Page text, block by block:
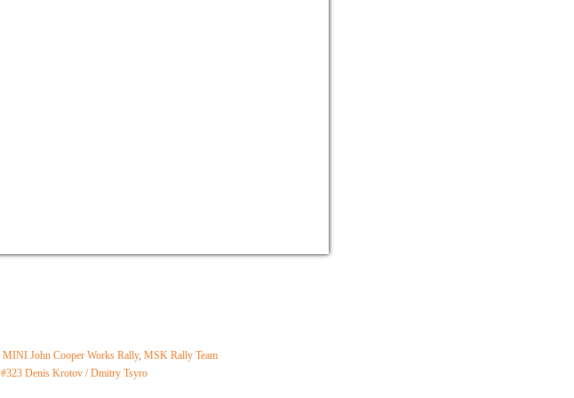
MINI John Cooper Works Rally, MSK Rally Team
#323 Denis Krotov / Dmitry Tsyro